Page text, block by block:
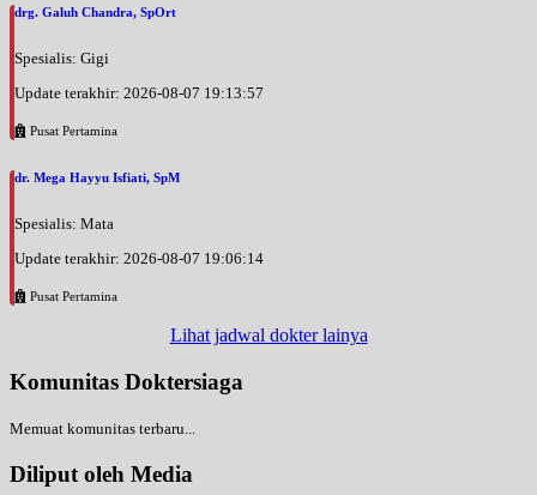
drg. Galuh Chandra, SpOrt
Spesialis: Gigi
Update terakhir: 2026-08-07 19:13:57
Pusat Pertamina
dr. Mega Hayyu Isfiati, SpM
Spesialis: Mata
Update terakhir: 2026-08-07 19:06:14
Pusat Pertamina
Lihat jadwal dokter lainya
Komunitas Doktersiaga
Memuat komunitas terbaru...
Diliput oleh Media